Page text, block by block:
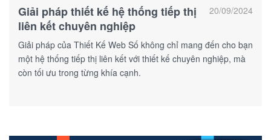
20/09/2024
Giải pháp thiết kế hệ thống tiếp thị
liên kết chuyên nghiệp
Giải pháp của Thiết Kế Web Số không chỉ mang đến cho bạn
một hệ thống tiếp thị liên kết với thiết kế chuyên nghiệp, mà
còn tối ưu trong từng khía cạnh.